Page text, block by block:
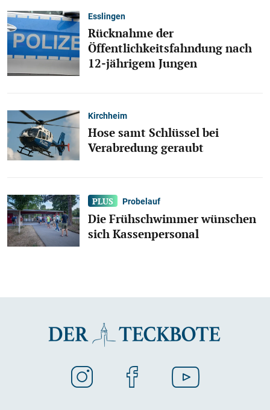
Esslingen
Rücknahme der
Öffentlichkeitsfahndung nach
12-jährigem Jungen
Kirchheim
Hose samt Schlüssel bei
Verabredung geraubt
Probelauf
Die Frühschwimmer wünschen
sich Kassenpersonal